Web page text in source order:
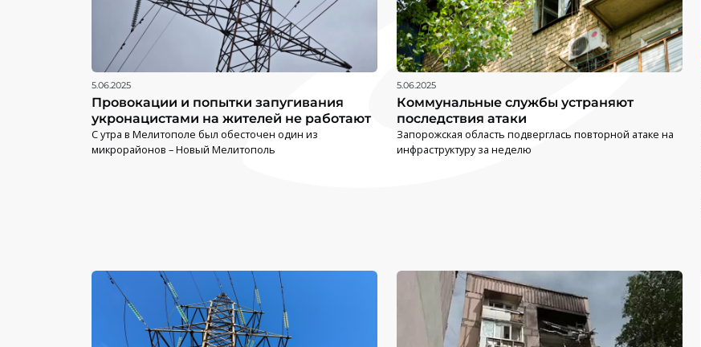
5.06.2025
Провокации и попытки запугивания
укронацистами на жителей не работают
С утра в Мелитополе был обесточен один из
микрорайонов – Новый Мелитополь
5.06.2025
Коммунальные службы устраняют
последствия атаки
Запорожская область подверглась повторной атаке на
инфраструктуру за неделю